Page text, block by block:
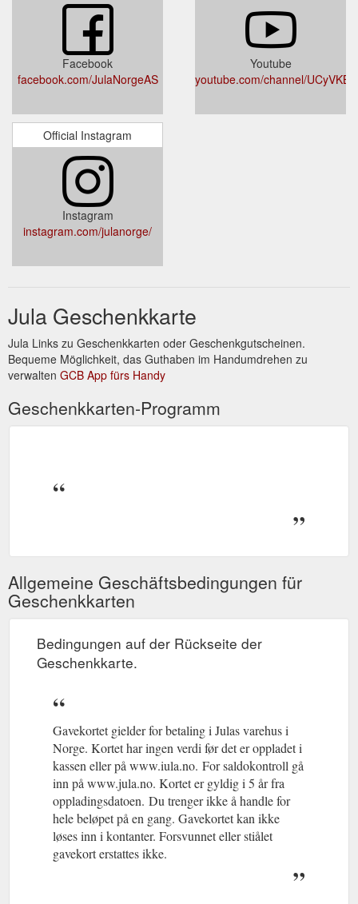
Facebook
facebook.com/JulaNorgeAS
Youtube
youtube.com/channel/
Official Instagram
Instagram
instagram.com/julanorge/
Jula Geschenkkarte
Jula Links zu Geschenkkarten oder Geschenkgutscheinen.
Bequeme Möglichkeit, das Guthaben im Handumdrehen zu
verwalten GCB App fürs Handy
Geschenkkarten-Programm
Allgemeine Geschäftsbedingungen für
Geschenkkarten
Bedingungen auf der Rückseite der
Geschenkkarte.
Gavekortet gielder for betaling i Julas varehus i
Norge. Kortet har ingen verdi før det er oppladet i
kassen eller på www.iula.no. (gcb.today#B25E).
For saldokontroll gå
inn på www.jula.no. Kortet er gyldig i 5 år fra
oppladingsdatoen. (gcb.today#D576).
Du trenger ikke å handle for
hele beløpet på en gang. Gavekortet kan ikke
løses inn i kontanter. Forsvunnet eller stiålet
gavekort erstattes ikke.